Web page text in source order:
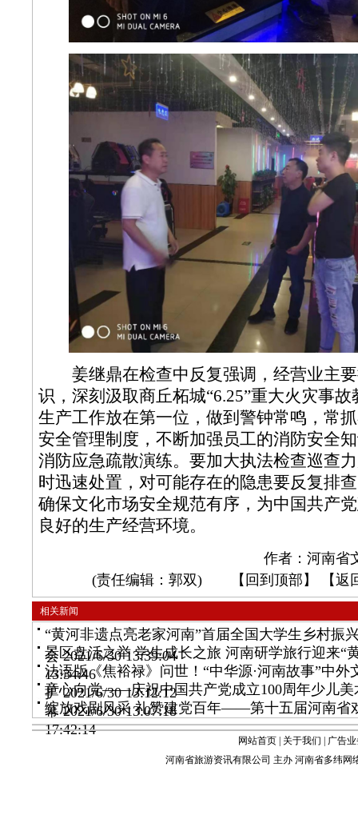
姜继鼎在检查中反复强调，经营业主要
识，深刻汲取商丘柘城“6.25”重大火灾事
生产工作放在第一位，做到警钟常鸣，常
安全管理制度，不断加强员工的消防安全
消防应急疏散演练。要加大执法检查巡查
时迅速处置，对可能存在的隐患要反复排
确保文化市场安全规范有序，为中国共产
良好的生产经营环境。
作者：河南省
(责任编辑：郭双) 【 回到顶部 】 【返
相关新闻
“黄河非遗点亮老家河南”首届全国大学生乡村振
会2021/6/30 13:39:04
景区盘活之举 学生成长之旅 河南研学旅行迎来“
13:34:46
法语版《焦裕禄》问世！“中华源·河南故事”中外
扩2021/6/30 13:12:12
童心向党——庆祝中国共产党成立100周年少儿美
幕2021/6/30 13:07:18
绽放戏剧风采 礼赞建党百年——第十五届河南省
17:42:14
网站首页 关于我们
广告
河南省旅游资讯有限公司 主办 河南省多纬